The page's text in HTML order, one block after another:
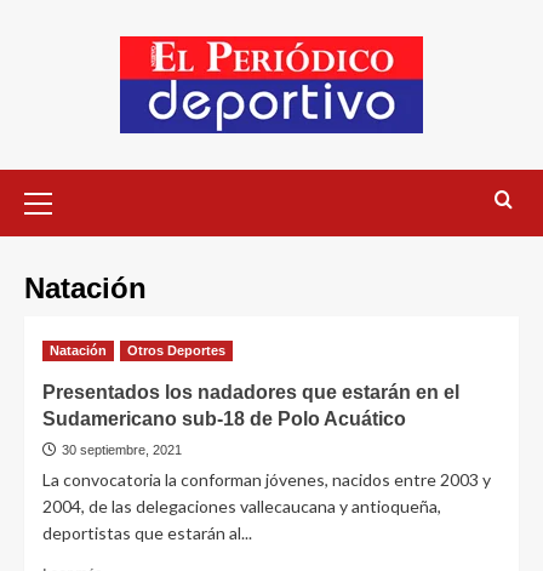
Natación
Natación Otros Deportes
Presentados los nadadores que estarán en el
Sudamericano sub-18 de Polo Acuático
30 septiembre, 2021
La convocatoria la conforman jóvenes, nacidos entre 2003 y
2004, de las delegaciones vallecaucana y antioqueña,
deportistas que estarán al...